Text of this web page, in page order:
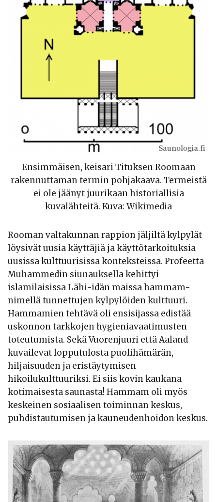
Ensimmäisen, keisari Tituksen Roomaan
rakennuttaman termin pohjakaava. Termeistä
ei ole jäänyt juurikaan historiallisia
kuvalähteitä. Kuva: Wikimedia
Rooman valtakunnan rappion jäljiltä kylpylät
löysivät uusia käyttäjiä ja käyttötarkoituksia
uusissa kulttuurisissa konteksteissa. Profeetta
Muhammedin siunauksella kehittyi
islamilaisissa Lähi-idän maissa hammam-
nimellä tunnettujen kylpylöiden kulttuuri.
Hammamien tehtävä oli ensisijassa edistää
uskonnon tarkkojen hygieniavaatimusten
toteutumista. Sekä Vuorenjuuri että Aaland
kuvailevat lopputulosta puolihämärän,
hiljaisuuden ja eristäytymisen
hikoilukulttuuriksi. Ei siis kovin kaukana
kotimaisesta saunasta! Hammam oli myös
keskeinen sosiaalisen toiminnan keskus,
puhdistautumisen ja kauneudenhoidon keskus.